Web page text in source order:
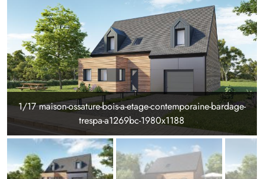
1/17 maison-ossature-bois-a-etage-contemporaine-bardage-
trespa-a1269bc-1980x1188